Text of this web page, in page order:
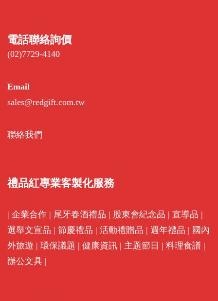
電話聯絡詢價
(02)7729-4140
Email
sales@redgift.com.tw
聯絡我們
禮品紅專業客製化服務
| 企業合作 | 尾牙春酒禮品 | 股東會紀念品 | 宣導品 |
選舉文宣品 | 節慶禮品 | 活動禮贈品 | 週年禮品 | 國內
外旅遊 | 環保議題 | 健康資訊 | 主題節日 | 料理食譜 |
辦公文具 |